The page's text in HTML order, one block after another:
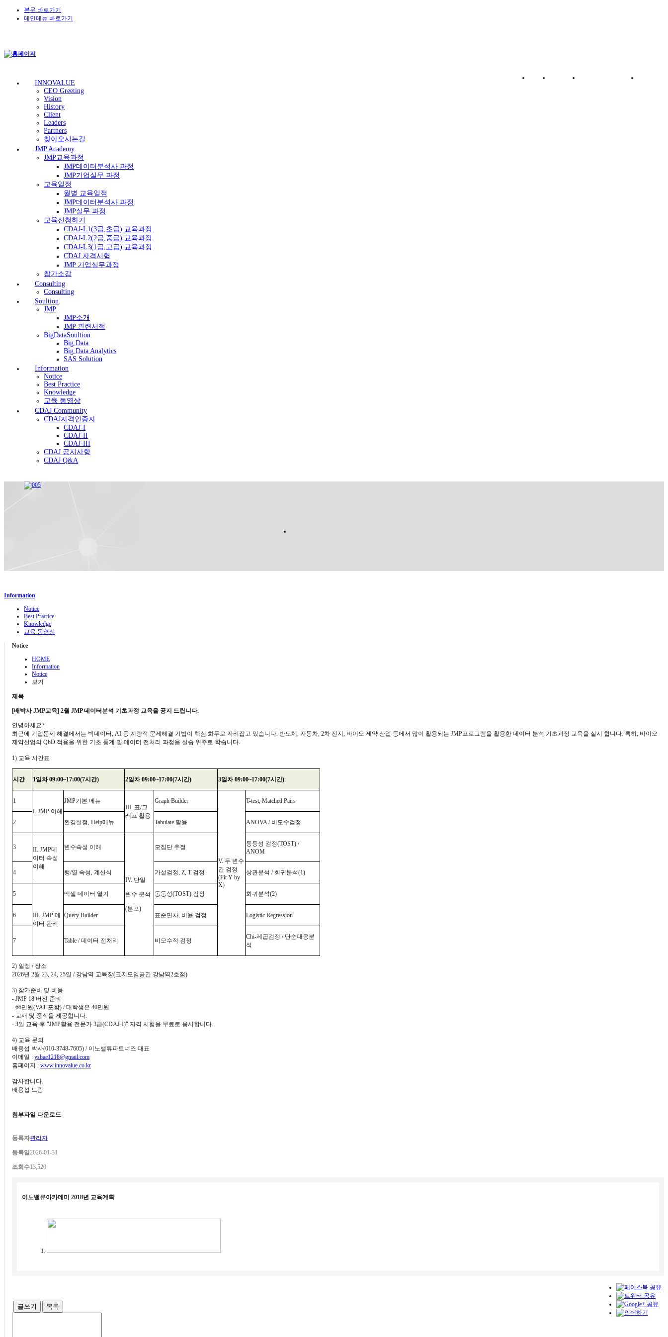
본문 바로가기
메인메뉴 바로가기
로그인 회원가입 아이디/비밀번호찾기
INNOVALUE
CEO Greeting
Vision
History
Client
Leaders
Partners
찾아오시는길
JMP Academy
JMP교육과정
JMP데이터분석사 과정
JMP기업실무 과정
교육일정
월별 교육일정
JMP데이터분석사 과정
JMP실무 과정
교육신청하기
CDAJ-L1(3급,초급) 교육과정
CDAJ-L2(2급,중급) 교육과정
CDAJ-L3(1급,고급) 교육과정
CDAJ 자격시험
JMP 기업실무과정
참가소감
Consulting
Consulting
Soultion
JMP
JMP소개
JMP 관련서적
BigDataSoultion
Big Data
Big Data Analytics
SAS Solution
Information
Notice
Best Practice
Knowledge
교육 동영상
CDAJ Community
CDAJ자격인증자
CDAJ-I
CDAJ-II
CDAJ-III
CDAJ 공지사항
CDAJ Q&A
Information
Notice
Best Practice
Knowledge
교육 동영상
Notice
HOME
Information
Notice
보기
제목
[배박사 JMP교육] 2월 JMP 데이터분석 기초과정 교육을 공지 드립니다.
안녕하세요?
최근에 기업문제 해결에서는 빅데이터, AI 등 계량적 문제해결 기법이 핵심 화두로 자리잡고 있습니다. 반도체 , 자동차, 2차 전지 , 바이오 제약 산업 등에서 많이 활용되는 JMP프로그램을 활용한 데이터 분석 기초과정 교육을 실시 합니다. 특히 , 바이오
제약산업의 QbD 적용을 위한 기초 통계 및 데이터 전처리 과정을 실습 위주로 학습니다.
1) 교육 시간표
시간 1일차09:00~17:00(7시간) 2일차09:00~17:00(7시간) 3일차09:00~17:00(7시간)
1
I. JMP 이해
JMP기본 메뉴
III. 표/그
래프 활용
Graph Builder
V. 두 변수
간 검정
(Fit Y by
X)
T-test, Matched Pairs
2 환경설정, Help메뉴 Tabulate 활용 ANOVA / 비모수검정
3 II. JMP데
이터 속성
이해
변수속성 이해
IV. 단일
변수 분석
(분포)
모집단 추정 동등성 검정(TOST) /
ANOM
4 행/열 속성, 계산식 가설검정, Z, T 검정 상관분석 / 회귀분석(1)
5
III. JMP 데
이터 관리
엑셀 데이터 열기 동등성(TOST) 검정 회귀분석(2)
6 Query Builder 표준편차, 비율 검정 Logistic Regression
7 Table /데이터 전처리 비모수적 검정
Chi-제곱검정 / 단순대응분
석
2) 일정 / 장소
2026년 2월 23, 24, 25일 / 강남역 교육장(코지모임공간 강남역2호점)
3) 참가준비 및 비용
- JMP 18 버전 준비
- 66만원(VAT 포함) /대학생은 40만원
- 교재 및 중식을 제공합니다.
- 3일 교육 후 "JMP활용 전문가 3급(CDAJ-I)" 자격 시험을 무료로 응시합니다.
4) 교육 문의
배용섭 박사(010-3748-7605) / 이노밸류파트너즈 대표
이메일 : ysbae1218@gmail.com
홈페이지 : www.innovalue.co.kr
감사합니다.
배용섭 드림
첨부파일 다운로드
등록자관리자
등록일2026-01-31
조회수13,520
이노밸류아카데미 2018년 교육계획
글쓰기 목록